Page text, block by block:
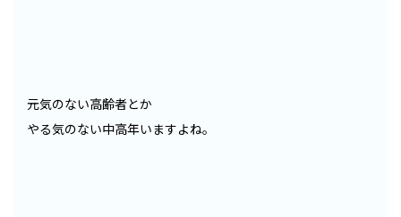
元気のない高齢者とか
やる気のない中高年いますよね。